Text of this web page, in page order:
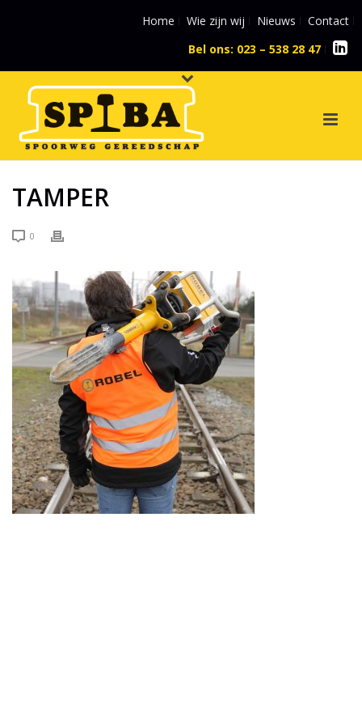
Home Wie zijn wij Nieuws
Contact
Bel ons: 023 – 538 28 47
TAMPER
0